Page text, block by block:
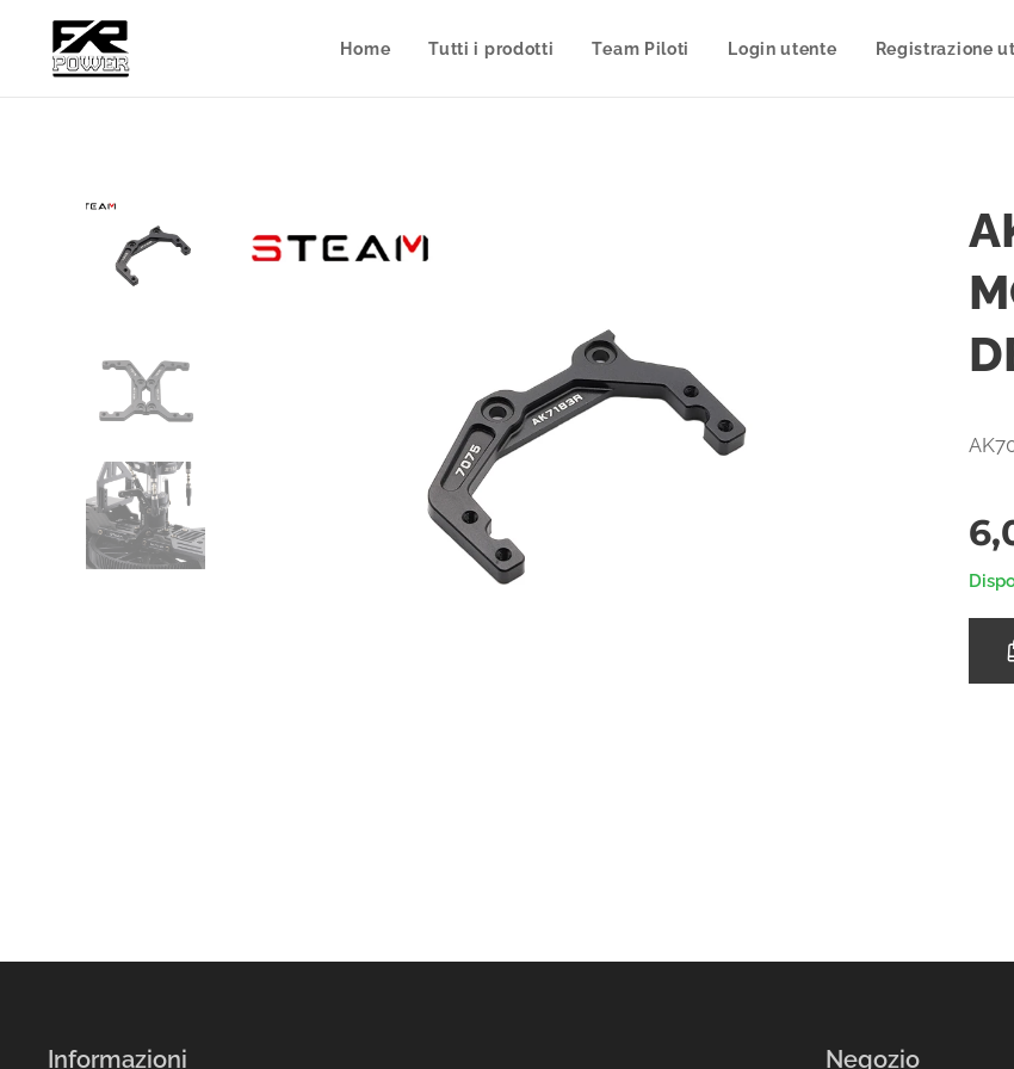
Home Tutti i prodotti Team Piloti Login utente Registrazione
Informazioni Negozio